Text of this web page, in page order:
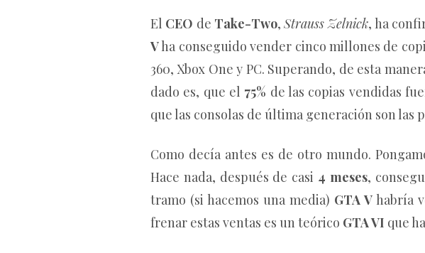
El CEO de Take-Two,Strauss Zelnick, ha
Vha conseguido vender cinco millones de
360, Xbox One y PC. Superando, de esta
dado es, que el 75% de las copias vendidas
que las consolas de última generación son las
Como decía antes es de otro mundo.
Hace nada, después de casi 4 meses,
tramo (si hacemos una media) GTA Vhabría
frenar estas ventas es un teórico GTA VI que